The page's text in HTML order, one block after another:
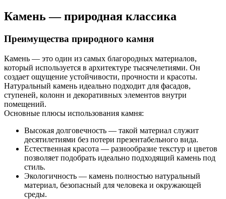
Камень — природная классика
Преимущества природного камня
Камень — это один из самых благородных материалов,
который используется в архитектуре тысячелетиями. Он
создает ощущение устойчивости, прочности и красоты.
Натуральный камень идеально подходит для фасадов,
ступеней, колонн и декоративных элементов внутри
помещений.
Основные плюсы использования камня:
Высокая долговечность — такой материал служит
десятилетиями без потери презентабельного вида.
Естественная красота — разнообразие текстур и цветов
позволяет подобрать идеально подходящий камень под
стиль.
Экологичность — камень полностью натуральный
материал, безопасный для человека и окружающей
среды.